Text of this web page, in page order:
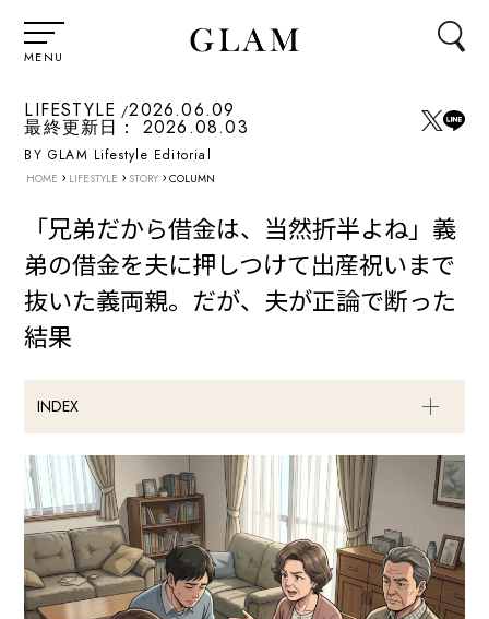
MENU
LIFESTYLE 2026.06.09
最終更新日： 2026.08.03
BY GLAM Lifestyle Editorial
HOME › LIFESTYLE › STORY › COLUMN
「兄弟だから借金は、当然折半よね」義
弟の借金を夫に押しつけて出産祝いまで
抜いた義両親。だが、夫が正論で断った
結果
INDEX